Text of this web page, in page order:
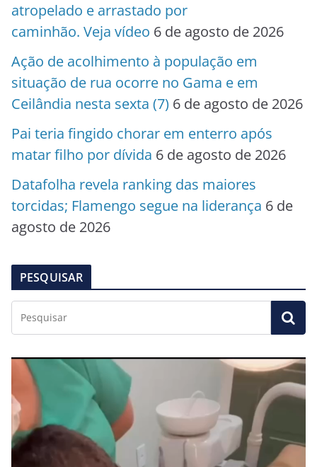
atropelado e arrastado por
caminhão. Veja vídeo 6 de agosto de 2026
Ação de acolhimento à população em
situação de rua ocorre no Gama e em
Ceilândia nesta sexta (7) 6 de agosto de 2026
Pai teria fingido chorar em enterro após
matar filho por dívida 6 de agosto de 2026
Datafolha revela ranking das maiores
torcidas; Flamengo segue na liderança 6 de
agosto de 2026
PESQUISAR